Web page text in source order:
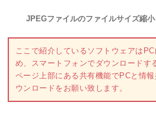
JPEGファイルのファイルサイズ縮
ここで紹介しているソフトウェアは
め、スマートフォンでダウンロードす
ページ上部にある共有機能でPCと情
ウンロードをお願い致します。